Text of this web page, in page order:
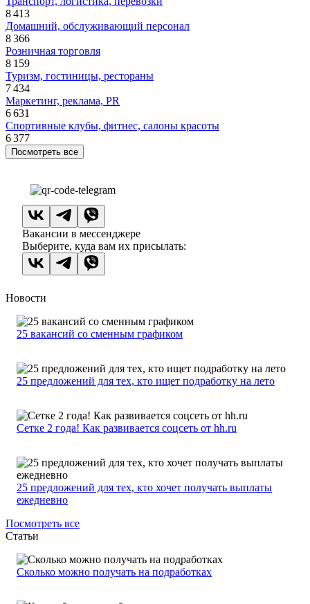
8 413
Домашний, обслуживающий персонал
8 366
Розничная торговля
8 159
Туризм, гостиницы, рестораны
7 434
Маркетинг, реклама, PR
6 631
Спортивные клубы, фитнес, салоны красоты
6 377
Посмотреть все
Вакансии в мессенджере
Выберите, куда вам их присылать:
Новости
25 вакансий со сменным графиком
25 предложений для тех, кто ищет подработку на лето
Сетке 2 года! Как развивается соцсеть от hh.ru
25 предложений для тех, кто хочет получать выплаты
ежедневно
Посмотреть все
Статьи
Сколько можно получать на подработках